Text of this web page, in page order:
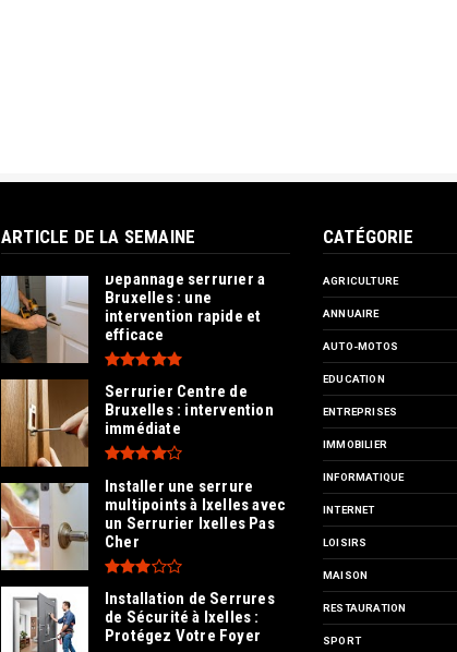
ARTICLE DE LA SEMAINE
Dépannage serrurier à
Bruxelles : une
intervention rapide et
efficace
Serrurier Centre de
Bruxelles : intervention
immédiate
Installer une serrure
multipoints à Ixelles avec
un Serrurier Ixelles Pas
Cher
Installation de Serrures
de Sécurité à Ixelles :
Protégez Votre Foyer
CATÉGORIE
AGRICULTURE
ANNUAIRE
AUTO-MOTOS
EDUCATION
ENTREPRISES
IMMOBILIER
INFORMATIQUE
INTERNET
LOISIRS
MAISON
RESTAURATION
SPORT